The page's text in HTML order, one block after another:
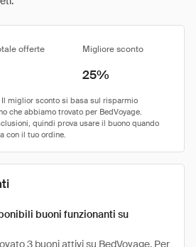
offerte Migliore sconto
25%
buoni funzionanti su
3 buoni attivi su BedVoyage. Per